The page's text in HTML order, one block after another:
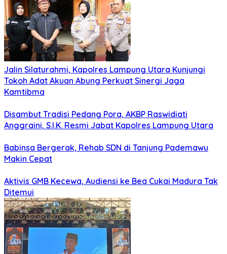
Jalin Silaturahmi, Kapolres Lampung Utara Kunjungi
Tokoh Adat Akuan Abung Perkuat Sinergi Jaga
Kamtibma
Disambut Tradisi Pedang Pora, AKBP Raswidiati
Anggraini, S.I.K. Resmi Jabat Kapolres Lampung Utara
Babinsa Bergerak, Rehab SDN di Tanjung Pademawu
Makin Cepat
Aktivis GMB Kecewa, Audiensi ke Bea Cukai Madura Tak
Ditemui